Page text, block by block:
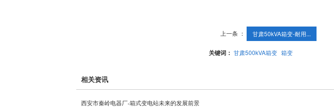
上一条 ： 甘肃50kVA箱变-耐用...
关键词： 甘肃500kVA箱变 箱变
相关资讯
西安市秦岭电器厂-箱式变电站未来的发展前景